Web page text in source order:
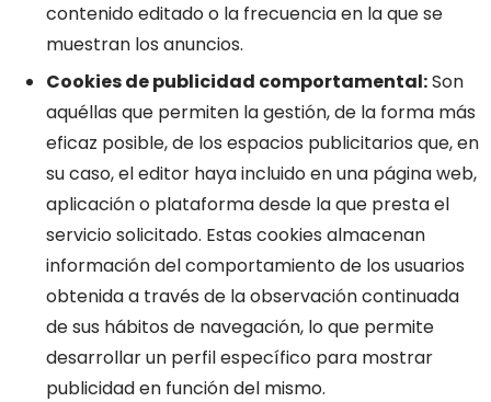
contenido editado o la frecuencia en la que se
muestran los anuncios.
Cookies de publicidad comportamental:Son
aquéllas que permiten la gestión, de la forma más
eficaz posible, de los espacios publicitarios que, en
su caso, el editor haya incluido en una página web,
aplicación o plataforma desde la que presta el
servicio solicitado. Estas cookies almacenan
información del comportamiento de los usuarios
obtenida a través de la observación continuada
de sus hábitos de navegación, lo que permite
desarrollar un perfil específico para mostrar
publicidad en función del mismo.